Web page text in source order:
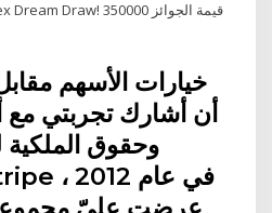
خيارات الأسهم
أن أشارك تجربتي
وحقوق الملكية